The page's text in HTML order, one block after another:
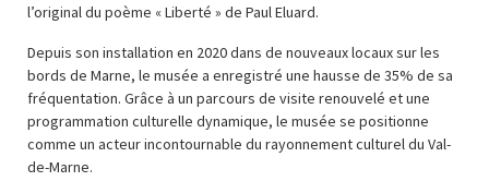
l’original du poème « Liberté » de Paul Eluard.
Depuis son installation en 2020 dans de nouveaux locaux sur les
bords de Marne, le musée a enregistré une hausse de 35% de sa
fréquentation. Grâce à un parcours de visite renouvelé et une
programmation culturelle dynamique, le musée se positionne
comme un acteur incontournable du rayonnement culturel du Val-
de-Marne.